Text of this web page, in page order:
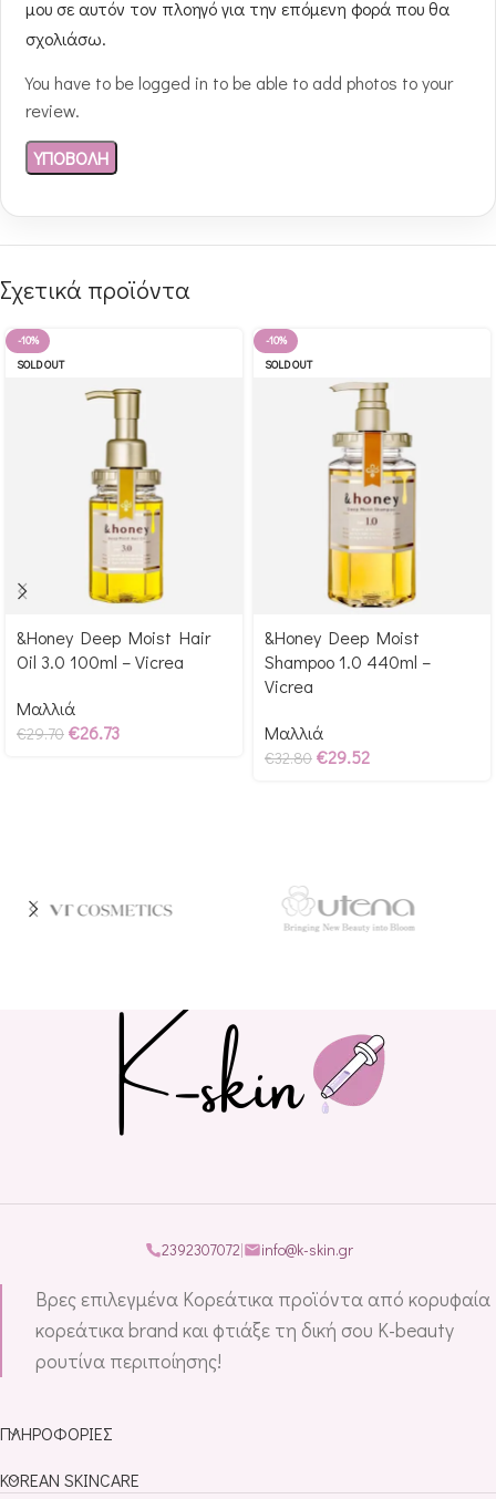
μου σε αυτόν τον πλοηγό για την επόμενη φορά που θα
σχολιάσω.
You have to be logged in to be able to add photos to your
review.
Σχετικά προϊόντα
-10%
SOLD OUT
Αγόρασε & κέρδισε 297
Glow Points!
&Honey Deep Moist Hair
Oil 3.0 100ml – Vicrea
Μαλλιά
€29.70 €26.73
-10%
SOLD OUT
Αγόρασε & κέρδισε 328
Glow Points!
&Honey Deep Moist
Shampoo 1.0 440ml –
Vicrea
Μαλλιά
€32.80 €29.52
2392307072| info@k-skin.gr
Βρες επιλεγμένα Κορεάτικα προϊόντα από κορυφαία
κορεάτικα brand και φτιάξε τη δική σου K-beauty
ρουτίνα περιποίησης!
ΠΛΗΡΟΦΟΡΊΕΣ
KOREAN SKINCARE